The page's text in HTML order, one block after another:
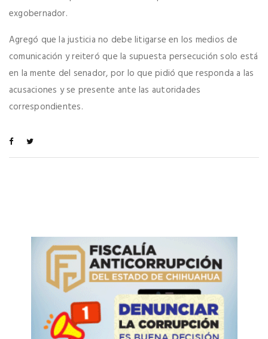
exgobernador.
Agregó que la justicia no debe litigarse en los medios de
comunicación y reiteró que la supuesta persecución solo está
en la mente del senador, por lo que pidió que responda a las
acusaciones y se presente ante las autoridades
correspondientes.